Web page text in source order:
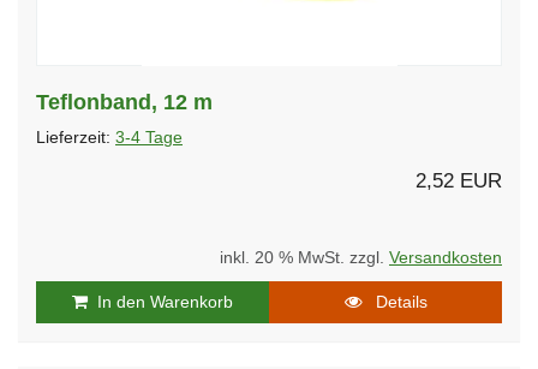
Teflonband, 12 m
Lieferzeit: 3-4 Tage
2,52 EUR
inkl. 20 % MwSt. zzgl. Versandkosten
In den Warenkorb Details